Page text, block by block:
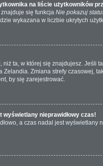
na liście użytkowników
się funkcja Nie pokazuj
wykazana w liczbie ukrytych
ta, w której się znajdujesz. Jeśli
Zelandia. Zmiana strefy czasowej,
by się zarejestrować.
wyświetlany nieprawidłowy czas!
a czas nadal jest